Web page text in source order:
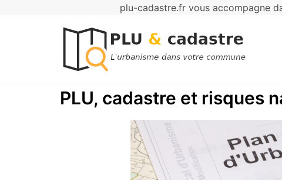
plu-cadastre.fr vous accompagne
PLU, cadastre et risques